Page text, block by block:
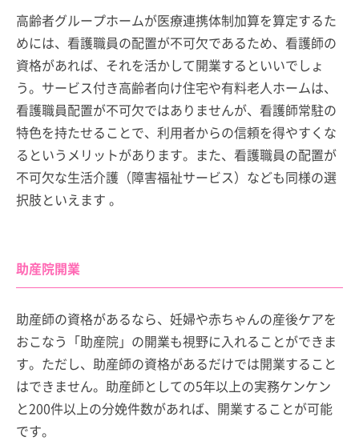
高齢者グループホームが医療連携体制加算を算定するた
めには、看護職員の配置が不可欠であるため、看護師の
資格があれば、それを活かして開業するといいでしょ
う。サービス付き高齢者向け住宅や有料老人ホームは、
看護職員配置が不可欠ではありませんが、看護師常駐の
特色を持たせることで、利用者からの信頼を得やすくな
るというメリットがあります。また、看護職員の配置が
不可欠な生活介護（障害福祉サービス）なども同様の選
択肢といえます 。
助産院開業
助産師の資格があるなら、妊婦や赤ちゃんの産後ケアを
おこなう「助産院」の開業も視野に入れることができま
す。ただし、助産師の資格があるだけでは開業すること
はできません。助産師としての5年以上の実務ケンケン
と200件以上の分娩件数があれば、開業することが可能
です。